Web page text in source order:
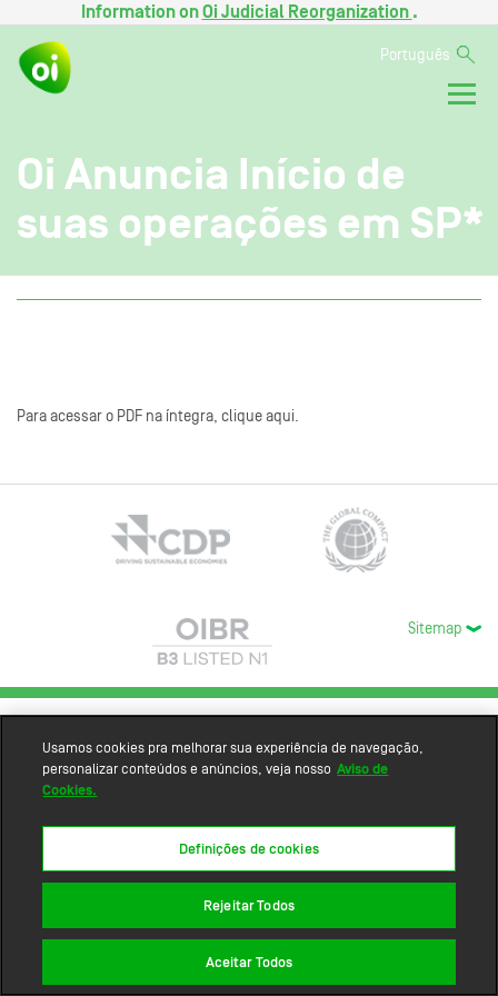
Information onOi Judicial Reorganization .
Português
Oi Anuncia Início de
suas operações em SP*
Para acessar o PDF na íntegra, clique aqui.
Sitemap
Usamos cookies pra melhorar sua experiência de navegação,
personalizar conteúdos e anúncios, veja nosso Aviso de
Cookies.
Definições de cookies
Rejeitar Todos
Aceitar Todos